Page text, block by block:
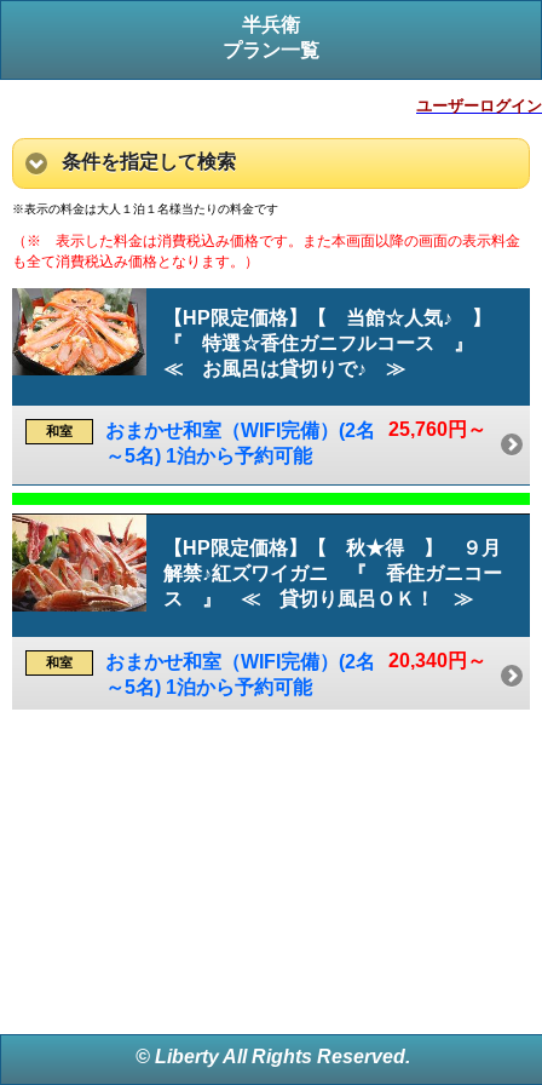
半兵衛
プラン一覧
ユーザーログイン
条件を指定して検索
※表示の料金は大人１泊１名様当たりの料金です
（※ 表示した料金は消費税込み価格です。また本画面以降の画面の表示料金
も全て消費税込み価格となります。）
【HP限定価格】【 当館☆人気♪ 】
『 特選☆香住ガニフルコース 』
≪ お風呂は貸切りで♪ ≫
25,760円～
和室
おまかせ和室（WIFI完備）(2名
～5名) 1泊から予約可能
【HP限定価格】【 秋★得 】 ９月
解禁♪紅ズワイガニ 『 香住ガニコー
ス 』 ≪ 貸切り風呂ＯＫ！ ≫
20,340円～
和室
おまかせ和室（WIFI完備）(2名
～5名) 1泊から予約可能
© Liberty All Rights Reserved.